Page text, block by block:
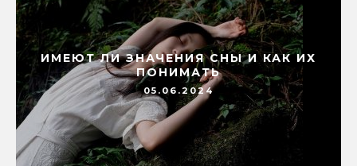
ИМЕЮТ ЛИ ЗНАЧЕНИЯ СНЫ И КАК ИХ
ПОНИМАТЬ
05.06.2024